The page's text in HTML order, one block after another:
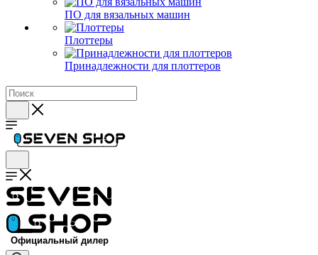
ПО для вязальных машин
Плоттеры
Принадлежности для плоттеров